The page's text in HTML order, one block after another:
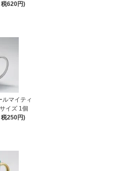
620円)
ルマイティ
イズ 1個
250円)